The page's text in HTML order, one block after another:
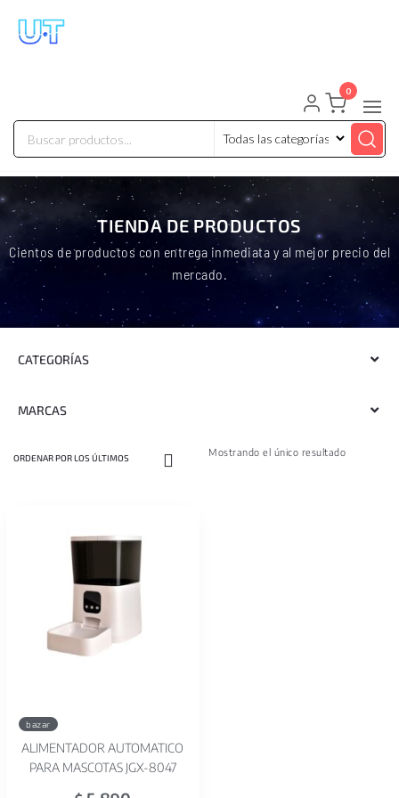
0
TIENDA DE PRODUCTOS
Cientos de productos con entrega inmediata y al mejor precio del
mercado.
CATEGORÍAS
MARCAS
Mostrando el único resultado
bazar
ALIMENTADOR AUTOMATICO
PARA MASCOTAS JGX-8047